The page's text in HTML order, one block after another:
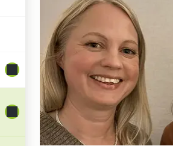
Undersidor för Regionala
Undersidor för Vårdens utveckling i